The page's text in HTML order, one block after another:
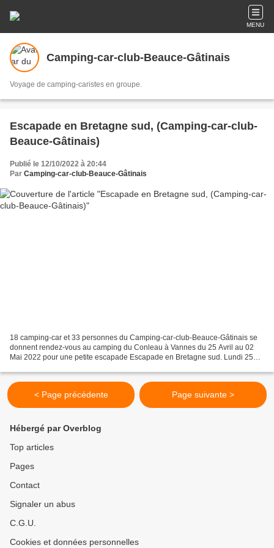
MENU
Camping-car-club-Beauce-Gâtinais
Voyage de camping-caristes en groupe.
Escapade en Bretagne sud, (Camping-car-club-
Beauce-Gâtinais)
Publié le 12/10/2022 à 20:44
Par Camping-car-club-Beauce-Gâtinais
18 camping-car et 33 personnes du Camping-car-club-Beauce-Gâtinais se
donnent rendez-vous au camping du Conleau à Vannes du 25 Avril au 02
Mai 2022 pour une petite escapade Escapade en Bretagne sud. Lundi 25
< Page précédente Page suivante >
Hébergé par Overblog
Top articles
Pages
Contact
Signaler un abus
C.G.U.
Cookies et données personnelles